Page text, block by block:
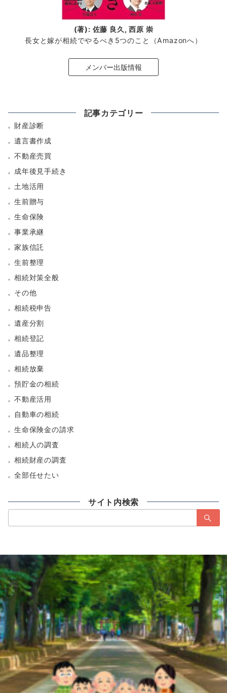
(著): 佐藤 良久, 西原 崇
長女と嫁が相続でやるべき5つのこと（Amazonへ）
メンバー出版情報
記事カテゴリー
財産診断
遺言書作成
不動産売買
成年後見手続き
土地活用
生前贈与
生命保険
事業承継
家族信託
生前整理
相続対策全般
その他
相続税申告
遺産分割
相続登記
遺品整理
相続放棄
預貯金の相続
不動産活用
自動車の相続
生命保険金の請求
相続人の調査
相続財産の調査
全部任せたい
サイト内検索
索：